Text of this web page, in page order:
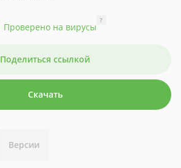
Проверено на вирусы
?
Поделиться ссылкой
Скачать
Версии